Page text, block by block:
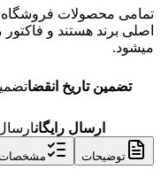
تمامی محصولات فروشگاه
اصلی برند هستند و فاکتور
میشود.
تضمین تاریخ انقضا
ارسال رایگان
توضیحات